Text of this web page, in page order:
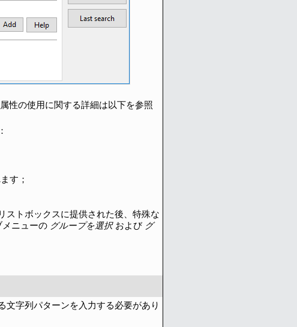
性の使用に関する詳細は以下を参照
す；
ストボックスに提供された後、特殊な
メニューの グループを選択および グ
文字列パターンを入力する必要があり